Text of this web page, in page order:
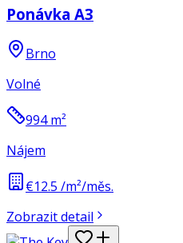
Ponávka A3
Brno
Volné
994m²
Nájem
€12.5 /m²/měs.
Zobrazit detail